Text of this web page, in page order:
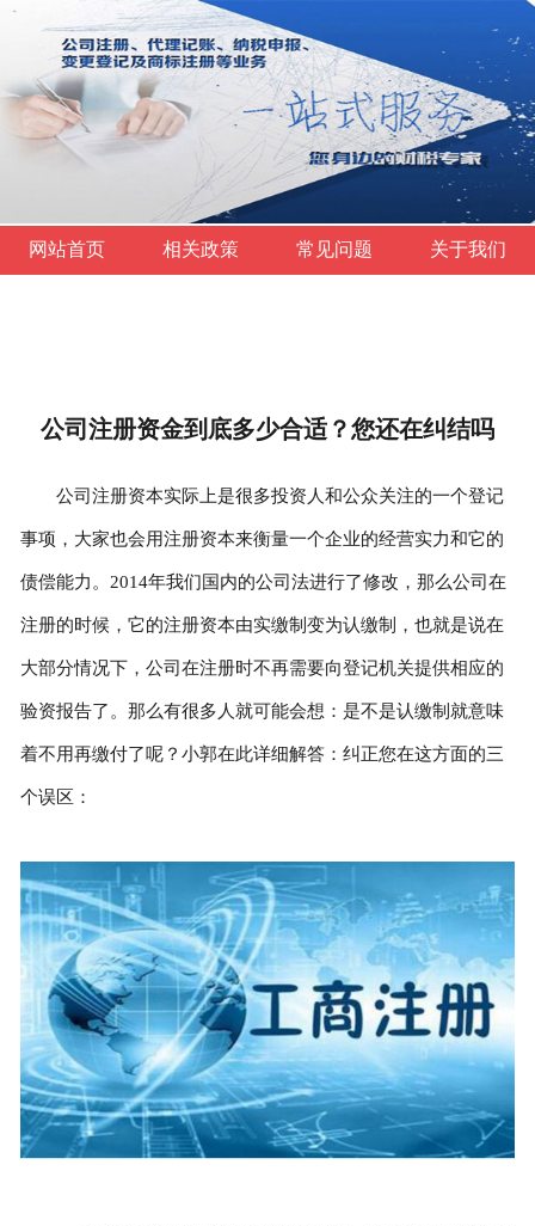
网站首页 相关政策 常见问题 关于我们
公司注册资金到底多少合适？您还在纠结吗
公司注册资本实际上是很多投资人和公众关注的一个登记
事项，大家也会用注册资本来衡量一个企业的经营实力和它的
债偿能力。2014年我们国内的公司法进行了修改，那么公司在
注册的时候，它的注册资本由实缴制变为认缴制，也就是说在
大部分情况下，公司在注册时不再需要向登记机关提供相应的
验资报告了。那么有很多人就可能会想：是不是认缴制就意味
着不用再缴付了呢？小郭在此详细解答：纠正您在这方面的三
个误区：